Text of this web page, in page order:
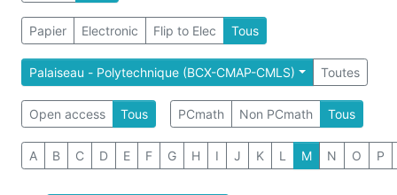
Papier Electronic Flip to Elec Tous
Palaiseau - Polytechnique (BCX-CMAP-CMLS) Toutes
Open access Tous PCmath Non PCmath Tous
A B C D E F G H I J K L M N O P